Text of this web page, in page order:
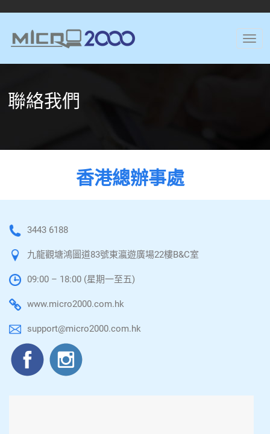
聯絡我們
香港總辦事處
3443 6188
九龍觀塘鴻圖道83號東瀛遊廣場22樓B&C室
09:00 – 18:00 (星期一至五)
www.micro2000.com.hk
support@micro2000.com.hk